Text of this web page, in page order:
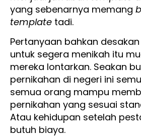
yang sebenarnya memang
template tadi.
Pertanyaan bahkan
untuk segera menikah itu
mereka lontarkan. Seakan
pernikahan di negeri ini
semua orang mampu
pernikahan yang sesuai
Atau kehidupan setelah
butuh biaya.